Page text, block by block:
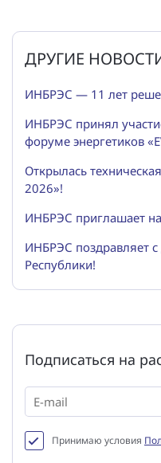
ДРУГИЕ
ИНБРЭС — 11 лет
ИНБРЭС принял
форуме энергетиков
Открылась
2026»!
ИНБРЭС приглашает
ИНБРЭС поздравляет
Республики!
Подписаться на
Принимаю условия